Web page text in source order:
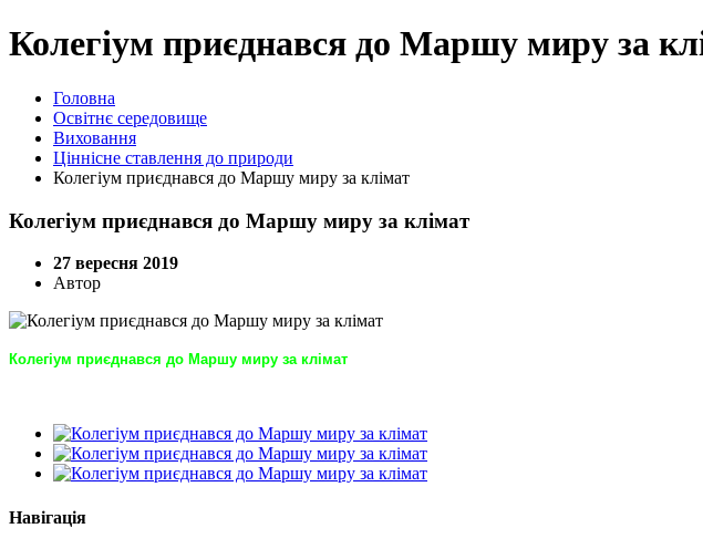
Колегіум приєднався до Маршу миру за
Головна
Освітнє середовище
Виховання
Ціннісне ставлення до природи
Колегіум приєднався до Маршу миру за клімат
Колегіум приєднався до Маршу миру за клімат
27 вересня 2019
Автор
Колегіум приєднався до Маршу миру за клімат
Навігація